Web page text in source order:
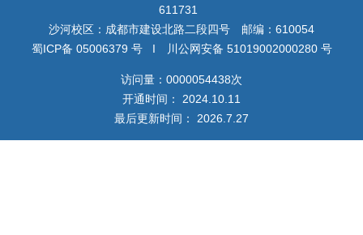
611731
沙河校区：成都市建设北路二段四号 邮编：610054
蜀ICP备 05006379 号 I 川公网安备 51019002000280 号
访问量： 0000054438次
开通时间： 2024 10 11
最后更新时间： 2026 7 27